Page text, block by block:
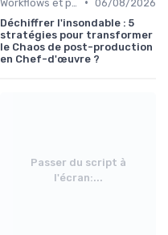
06/08/2026
Déchiffrer l'insondable : 5
stratégies pour transformer
le Chaos de post-production
en Chef-d'œuvre ?
Passer du script à
l'écran:...